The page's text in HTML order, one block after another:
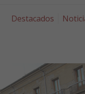
Destacados